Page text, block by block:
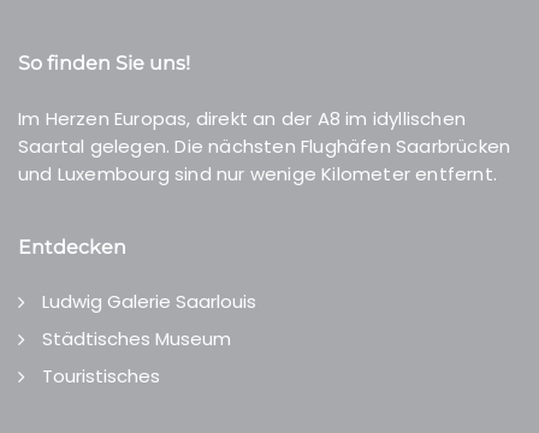
So finden Sie uns!
Im Herzen Europas, direkt an der A8 im idyllischen
Saartal gelegen. Die nächsten Flughäfen Saarbrücken
und Luxembourg sind nur wenige Kilometer entfernt.
Entdecken
Ludwig Galerie Saarlouis
Städtisches Museum
Touristisches